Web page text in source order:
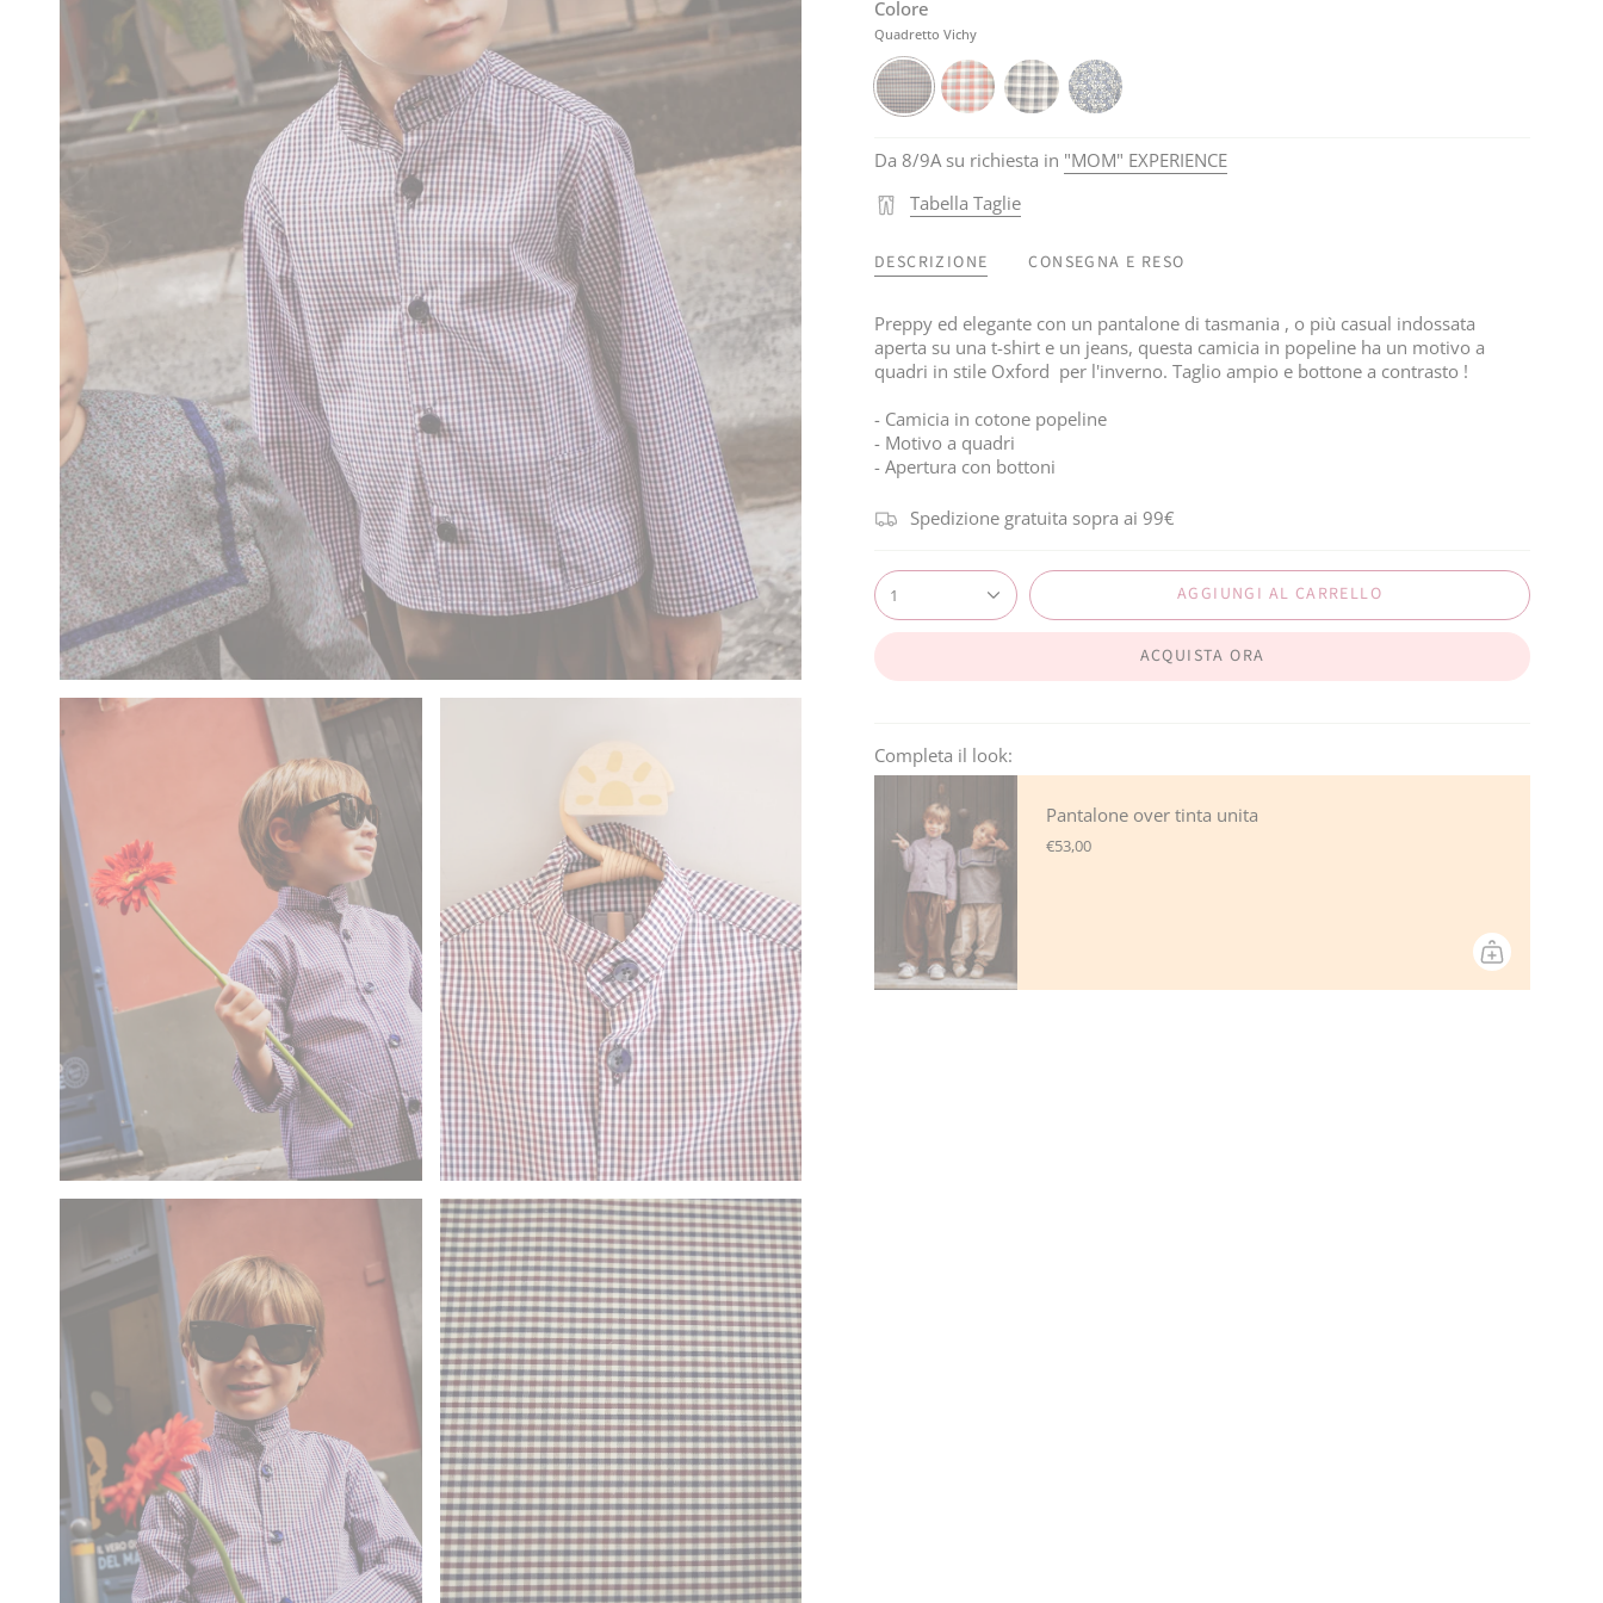
Colore
Quadretto Vichy
Quadretto
Vichy
Quadroni
Rosso
Quadroni
Blu
Fiori
Blu
Da 8/9A su richiesta in "MOM" EXPERIENCE
Tabella Taglie
DESCRIZIONE CONSEGNA E RESO
Preppy ed elegante con un pantalone di tasmania , o più casual indossata
aperta su una t-shirt e un jeans, questa camicia in popeline ha un motivo a
quadri in stile Oxford per l'inverno. Taglio ampio e bottone a contrasto !
- Camicia in cotone popeline
- Motivo a quadri
- Apertura con bottoni
Spedizione gratuita sopra ai 99€
1 AGGIUNGI AL CARRELLO
ACQUISTA ORA
Completa il look:
Pantalone over tinta unita
€53,00